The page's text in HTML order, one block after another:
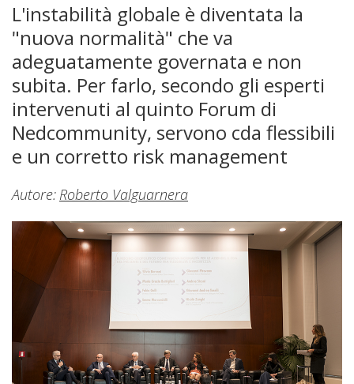
L'instabilità globale è diventata la
"nuova normalità" che va
adeguatamente governata e non
subita. Per farlo, secondo gli esperti
intervenuti al quinto Forum di
Nedcommunity, servono cda flessibili
e un corretto risk management
Autore: Roberto Valguarnera